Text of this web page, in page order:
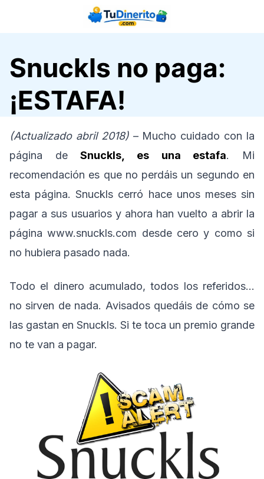
Snuckls no paga:
¡ESTAFA!
(Actualizado abril 2018)– Mucho cuidado con la
página deSnuckls, es una estafa. Mi
recomendación es que no perdáis un segundo en
esta página. Snuckls cerró hace unos meses sin
pagar a sus usuarios y ahora han vuelto a abrir la
página www.snuckls.com desde cero y como si
no hubiera pasado nada.
Todo el dinero acumulado, todos los referidos…
no sirven de nada. Avisados quedáis de cómo se
las gastan en Snuckls. Si te toca un premio grande
no te van a pagar.